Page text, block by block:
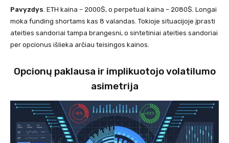
Pavyzdys. ETH kaina – 2000$, o perpetual kaina – 2080$. Longai
moka funding shortams kas 8 valandas. Tokioje situacijoje įprasti
ateities sandoriai tampa brangesni, o sintetiniai ateities sandoriai
per opcionus išlieka arčiau teisingos kainos.
Opcionų paklausa ir implikuotojo volatilumo
asimetrija